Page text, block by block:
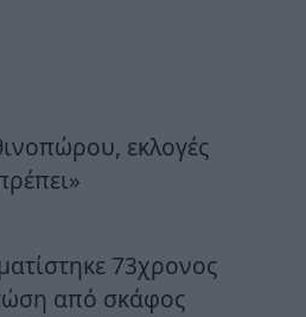
εκλογές
73χρονος
από σκάφος